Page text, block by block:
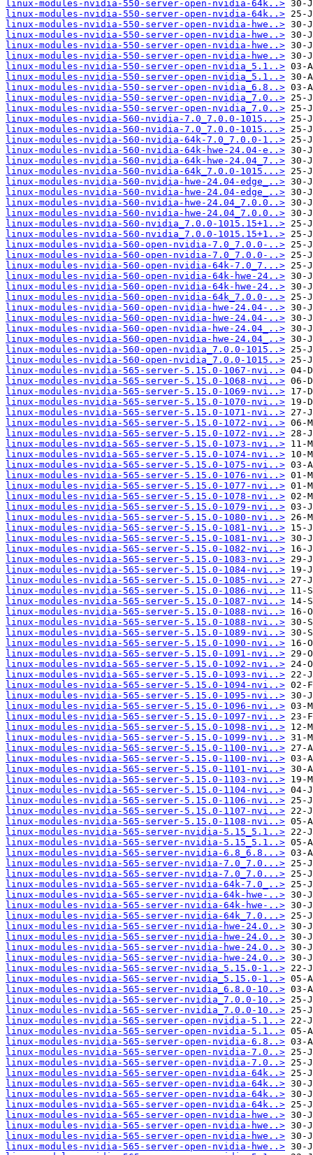
linux-modules-nvidia-550-server-open-nvidia-64k..>
linux-modules-nvidia-550-server-open-nvidia-64k..>
linux-modules-nvidia-550-server-open-nvidia-hwe..>
linux-modules-nvidia-550-server-open-nvidia-hwe..>
linux-modules-nvidia-550-server-open-nvidia-hwe..>
linux-modules-nvidia-550-server-open-nvidia-hwe..>
linux-modules-nvidia-550-server-open-nvidia_5.1..>
linux-modules-nvidia-550-server-open-nvidia_5.1..>
linux-modules-nvidia-550-server-open-nvidia_6.8..>
linux-modules-nvidia-550-server-open-nvidia_7.0..>
linux-modules-nvidia-550-server-open-nvidia_7.0..>
linux-modules-nvidia-560-nvidia-7.0_7.0.0-1015...>
linux-modules-nvidia-560-nvidia-7.0_7.0.0-1015...>
linux-modules-nvidia-560-nvidia-64k-7.0_7.0.0-1..>
linux-modules-nvidia-560-nvidia-64k-hwe-24.04-e..>
linux-modules-nvidia-560-nvidia-64k-hwe-24.04_7..>
linux-modules-nvidia-560-nvidia-64k_7.0.0-1015...>
linux-modules-nvidia-560-nvidia-hwe-24.04-edge_..>
linux-modules-nvidia-560-nvidia-hwe-24.04-edge_..>
linux-modules-nvidia-560-nvidia-hwe-24.04_7.0.0..>
linux-modules-nvidia-560-nvidia-hwe-24.04_7.0.0..>
linux-modules-nvidia-560-nvidia_7.0.0-1015.15+1..>
linux-modules-nvidia-560-nvidia_7.0.0-1015.15+1..>
linux-modules-nvidia-560-open-nvidia-7.0_7.0.0-..>
linux-modules-nvidia-560-open-nvidia-7.0_7.0.0-..>
linux-modules-nvidia-560-open-nvidia-64k-7.0_7...>
linux-modules-nvidia-560-open-nvidia-64k-hwe-24..>
linux-modules-nvidia-560-open-nvidia-64k-hwe-24..>
linux-modules-nvidia-560-open-nvidia-64k_7.0.0-..>
linux-modules-nvidia-560-open-nvidia-hwe-24.04-..>
linux-modules-nvidia-560-open-nvidia-hwe-24.04-..>
linux-modules-nvidia-560-open-nvidia-hwe-24.04_..>
linux-modules-nvidia-560-open-nvidia-hwe-24.04_..>
linux-modules-nvidia-560-open-nvidia_7.0.0-1015..>
linux-modules-nvidia-560-open-nvidia_7.0.0-1015..>
linux-modules-nvidia-565-server-5.15.0-1067-nvi..>
linux-modules-nvidia-565-server-5.15.0-1068-nvi..>
linux-modules-nvidia-565-server-5.15.0-1069-nvi..>
linux-modules-nvidia-565-server-5.15.0-1070-nvi..>
linux-modules-nvidia-565-server-5.15.0-1071-nvi..>
linux-modules-nvidia-565-server-5.15.0-1072-nvi..>
linux-modules-nvidia-565-server-5.15.0-1072-nvi..>
linux-modules-nvidia-565-server-5.15.0-1073-nvi..>
linux-modules-nvidia-565-server-5.15.0-1074-nvi..>
linux-modules-nvidia-565-server-5.15.0-1075-nvi..>
linux-modules-nvidia-565-server-5.15.0-1076-nvi..>
linux-modules-nvidia-565-server-5.15.0-1077-nvi..>
linux-modules-nvidia-565-server-5.15.0-1078-nvi..>
linux-modules-nvidia-565-server-5.15.0-1079-nvi..>
linux-modules-nvidia-565-server-5.15.0-1080-nvi..>
linux-modules-nvidia-565-server-5.15.0-1081-nvi..>
linux-modules-nvidia-565-server-5.15.0-1081-nvi..>
linux-modules-nvidia-565-server-5.15.0-1082-nvi..>
linux-modules-nvidia-565-server-5.15.0-1083-nvi..>
linux-modules-nvidia-565-server-5.15.0-1084-nvi..>
linux-modules-nvidia-565-server-5.15.0-1085-nvi..>
linux-modules-nvidia-565-server-5.15.0-1086-nvi..>
linux-modules-nvidia-565-server-5.15.0-1087-nvi..>
linux-modules-nvidia-565-server-5.15.0-1088-nvi..>
linux-modules-nvidia-565-server-5.15.0-1088-nvi..>
linux-modules-nvidia-565-server-5.15.0-1089-nvi..>
linux-modules-nvidia-565-server-5.15.0-1090-nvi..>
linux-modules-nvidia-565-server-5.15.0-1091-nvi..>
linux-modules-nvidia-565-server-5.15.0-1092-nvi..>
linux-modules-nvidia-565-server-5.15.0-1093-nvi..>
linux-modules-nvidia-565-server-5.15.0-1094-nvi..>
linux-modules-nvidia-565-server-5.15.0-1095-nvi..>
linux-modules-nvidia-565-server-5.15.0-1096-nvi..>
linux-modules-nvidia-565-server-5.15.0-1097-nvi..>
linux-modules-nvidia-565-server-5.15.0-1098-nvi..>
linux-modules-nvidia-565-server-5.15.0-1099-nvi..>
linux-modules-nvidia-565-server-5.15.0-1100-nvi..>
linux-modules-nvidia-565-server-5.15.0-1100-nvi..>
linux-modules-nvidia-565-server-5.15.0-1101-nvi..>
linux-modules-nvidia-565-server-5.15.0-1103-nvi..>
linux-modules-nvidia-565-server-5.15.0-1104-nvi..>
linux-modules-nvidia-565-server-5.15.0-1106-nvi..>
linux-modules-nvidia-565-server-5.15.0-1107-nvi..>
linux-modules-nvidia-565-server-5.15.0-1108-nvi..>
linux-modules-nvidia-565-server-nvidia-5.15_5.1..>
linux-modules-nvidia-565-server-nvidia-5.15_5.1..>
linux-modules-nvidia-565-server-nvidia-6.8_6.8...>
linux-modules-nvidia-565-server-nvidia-7.0_7.0...>
linux-modules-nvidia-565-server-nvidia-7.0_7.0...>
linux-modules-nvidia-565-server-nvidia-64k-7.0_..>
linux-modules-nvidia-565-server-nvidia-64k-hwe-..>
linux-modules-nvidia-565-server-nvidia-64k-hwe-..>
linux-modules-nvidia-565-server-nvidia-64k_7.0...>
linux-modules-nvidia-565-server-nvidia-hwe-24.0..>
linux-modules-nvidia-565-server-nvidia-hwe-24.0..>
linux-modules-nvidia-565-server-nvidia-hwe-24.0..>
linux-modules-nvidia-565-server-nvidia-hwe-24.0..>
linux-modules-nvidia-565-server-nvidia_5.15.0-1..>
linux-modules-nvidia-565-server-nvidia_5.15.0-1..>
linux-modules-nvidia-565-server-nvidia_6.8.0-10..>
linux-modules-nvidia-565-server-nvidia_7.0.0-10..>
linux-modules-nvidia-565-server-nvidia_7.0.0-10..>
linux-modules-nvidia-565-server-open-nvidia-5.1..>
linux-modules-nvidia-565-server-open-nvidia-5.1..>
linux-modules-nvidia-565-server-open-nvidia-6.8..>
linux-modules-nvidia-565-server-open-nvidia-7.0..>
linux-modules-nvidia-565-server-open-nvidia-7.0..>
linux-modules-nvidia-565-server-open-nvidia-64k..>
linux-modules-nvidia-565-server-open-nvidia-64k..>
linux-modules-nvidia-565-server-open-nvidia-64k..>
linux-modules-nvidia-565-server-open-nvidia-64k..>
linux-modules-nvidia-565-server-open-nvidia-hwe..>
linux-modules-nvidia-565-server-open-nvidia-hwe..>
linux-modules-nvidia-565-server-open-nvidia-hwe..>
linux-modules-nvidia-565-server-open-nvidia-hwe..>